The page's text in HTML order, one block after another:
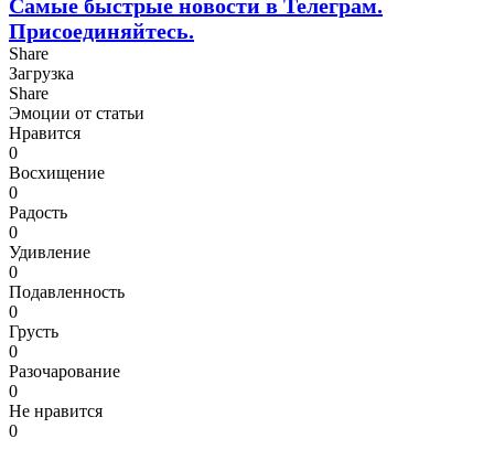
Самые быстрые новости в Телеграм.
Присоединяйтесь.
Share
Загрузка
Share
Эмоции от статьи
Нравится
0
Восхищение
0
Радость
0
Удивление
0
Подавленность
0
Грусть
0
Разочарование
0
Не нравится
0